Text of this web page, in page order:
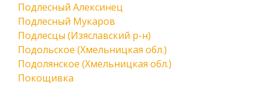
Подлесный Алексинец
Подлесный Мукаров
Подлесцы (Изяславский р-н)
Подольское (Хмельницкая обл.)
Подолянское (Хмельницкая обл.)
Покощивка